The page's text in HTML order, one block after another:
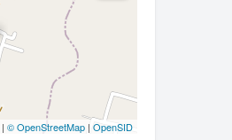
| © OpenStreetMap | OpenSID